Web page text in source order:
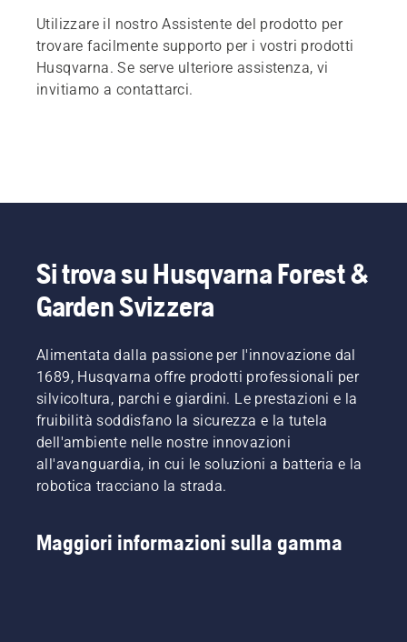
Utilizzare il nostro Assistente del prodotto per
trovare facilmente supporto per i vostri prodotti
Husqvarna. Se serve ulteriore assistenza, vi
invitiamo a contattarci.
Si trova su Husqvarna Forest &
Garden Svizzera
Alimentata dalla passione per l'innovazione dal
1689, Husqvarna offre prodotti professionali per
silvicoltura, parchi e giardini. Le prestazioni e la
fruibilità soddisfano la sicurezza e la tutela
dell'ambiente nelle nostre innovazioni
all'avanguardia, in cui le soluzioni a batteria e la
robotica tracciano la strada.
Maggiori informazioni sulla gamma